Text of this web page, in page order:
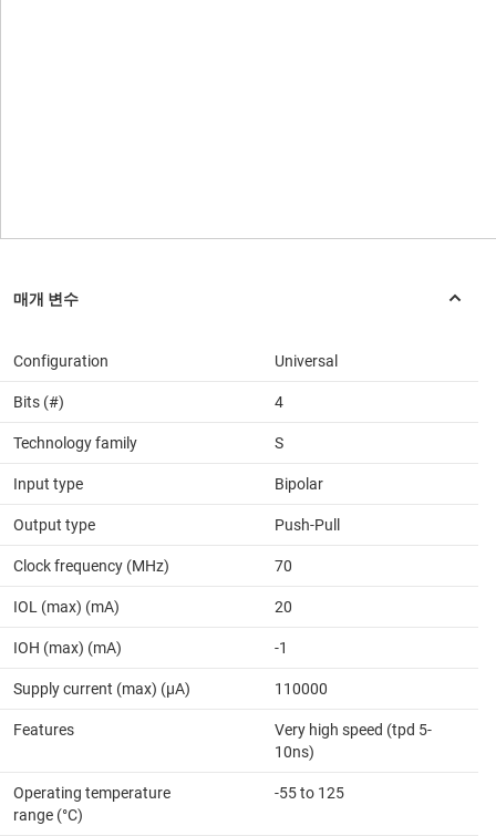
Configuration Universal
Bits (#) 4
Technology family S
Input type Bipolar
Output type Push-Pull
Clock frequency (MHz) 70
IOL (max) (mA) 20
IOH (max) (mA) -1
Supply current (max) (µA) 110000
Features
Very high speed (tpd 5-
10ns)
Operating temperature
range (°C)
-55 to 125